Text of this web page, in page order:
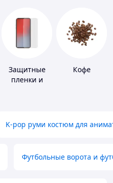
Защитные
пленки и
Кофе
K-pop руми костюм для
Футбольные ворота и